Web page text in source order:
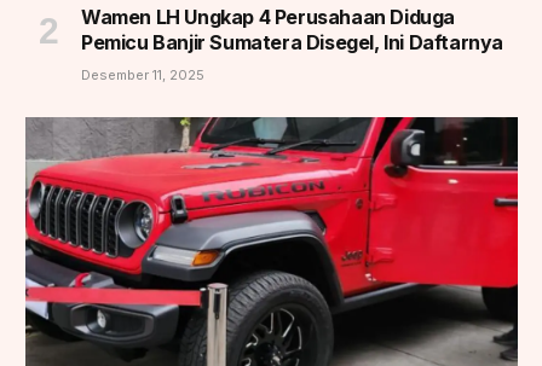
Wamen LH Ungkap 4 Perusahaan Diduga
Pemicu Banjir Sumatera Disegel, Ini Daftarnya
Desember 11, 2025